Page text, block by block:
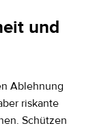
und
Ablehnung
riskante
Schützen